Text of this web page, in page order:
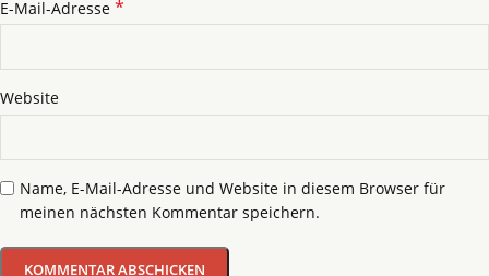
E-Mail-Adresse *
Website
Name, E-Mail-Adresse und Website in diesem Browser für
meinen nächsten Kommentar speichern.